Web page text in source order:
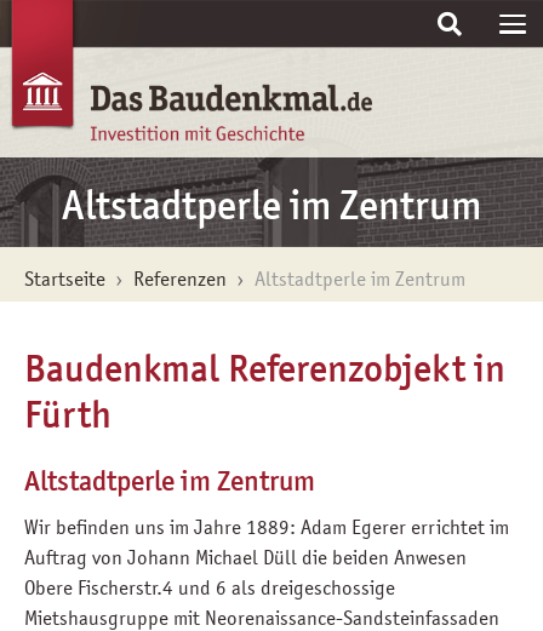
Altstadtperle im Zentrum
Startseite Referenzen Altstadtperle im Zentrum
Baudenkmal Referenzobjekt in
Fürth
Altstadtperle im Zentrum
Wir befinden uns im Jahre 1889: Adam Egerer errichtet im
Auftrag von Johann Michael Düll die beiden Anwesen
Obere Fischerstr.4 und 6 als dreigeschossige
Mietshausgruppe mit Neorenaissance-Sandsteinfassaden